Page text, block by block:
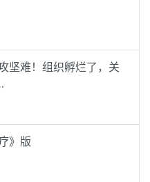
坚难！组织孵烂了，关
》版